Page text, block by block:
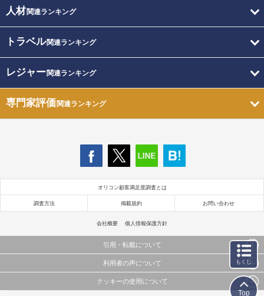
人材関連ランキング
トラベル関連ランキング
レジャー関連ランキング
専門家評価関連ランキング
オリコン顧客満足度調査とは
調査方法 掲載規約 お問い合わせ
会社概要 個人情報保護方針
引用・転載について
当サイトで公開されている情報（文字、写真、イラスト、画像データ等）及びこれらの配置・
これらの情報を権利者の許可なく無断転載・複製などの二次利用を行うことは固く禁じており
利用者の声について
当サイトに掲載している内容はすべてサービスの利用者が提出された見解・感想です。
クッキーの使用について
もくじ
Top